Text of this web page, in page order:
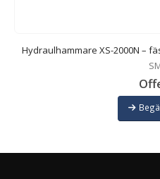
Hydraulhammare XS-2000N –